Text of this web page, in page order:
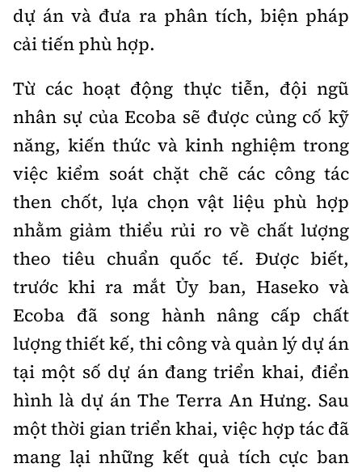
dự án và đưa ra phân tích, biện pháp
cải tiến phù hợp.
Từ các hoạt động thực tiễn, đội ngũ
nhân sự của Ecoba sẽ được củng cố kỹ
năng, kiến thức và kinh nghiệm trong
việc kiểm soát chặt chẽ các công tác
then chốt, lựa chọn vật liệu phù hợp
nhằm giảm thiểu rủi ro về chất lượng
theo tiêu chuẩn quốc tế. Được biết,
trước khi ra mắt Ủy ban, Haseko và
Ecoba đã song hành nâng cấp chất
lượng thiết kế, thi công và quản lý dự án
tại một số dự án đang triển khai, điển
hình là dự án The Terra An Hưng. Sau
một thời gian triển khai, việc hợp tác đã
mang lại những kết quả tích cực ban